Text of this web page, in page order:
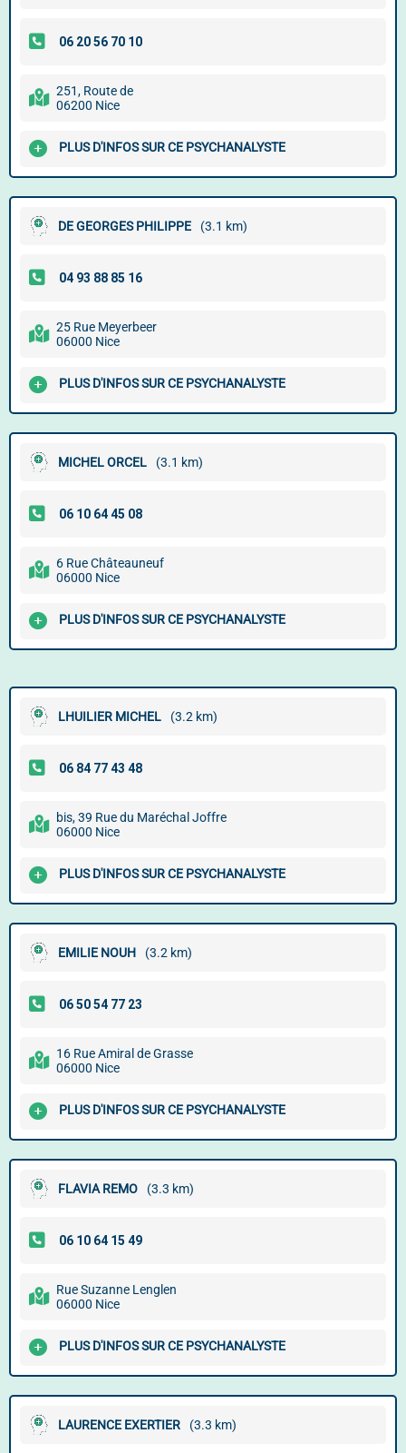
251, Route de
06200 Nice
PLUS D'INFOS SUR CE PSYCHANALYSTE
DE GEORGES PHILIPPE (3.1 km)
25 Rue Meyerbeer
06000 Nice
PLUS D'INFOS SUR CE PSYCHANALYSTE
MICHEL ORCEL (3.1 km)
6 Rue Châteauneuf
06000 Nice
PLUS D'INFOS SUR CE PSYCHANALYSTE
LHUILIER MICHEL (3.2 km)
bis, 39 Rue du Maréchal Joffre
06000 Nice
PLUS D'INFOS SUR CE PSYCHANALYSTE
EMILIE NOUH (3.2 km)
16 Rue Amiral de Grasse
06000 Nice
PLUS D'INFOS SUR CE PSYCHANALYSTE
FLAVIA REMO (3.3 km)
Rue Suzanne Lenglen
06000 Nice
PLUS D'INFOS SUR CE PSYCHANALYSTE
LAURENCE EXERTIER (3.3 km)